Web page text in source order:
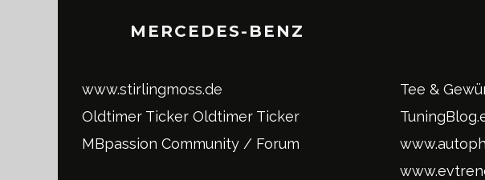
MERCEDES-BENZ
www.stirlingmoss.de
Oldtimer Ticker Oldtimer Ticker
MBpassion Community / Forum
Tee &